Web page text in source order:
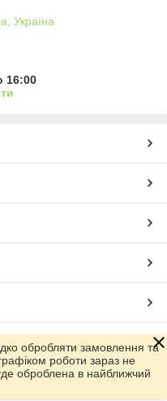
Україна
16:00
Prom.ua
обробляти замовлення та
роботи зараз не
оброблена в найближчий